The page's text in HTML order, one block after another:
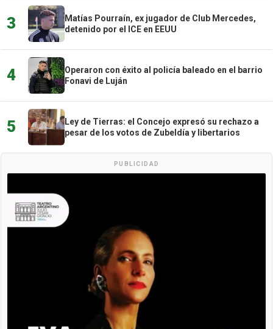
3
Matías Pourraín, ex jugador de Club Mercedes,
detenido por el ICE en EEUU
4
Operaron con éxito al policía baleado en el barrio
Fonavi de Luján
5
Ley de Tierras: el Concejo expresó su rechazo a
pesar de los votos de Zubeldía y libertarios
PUBLICIDAD